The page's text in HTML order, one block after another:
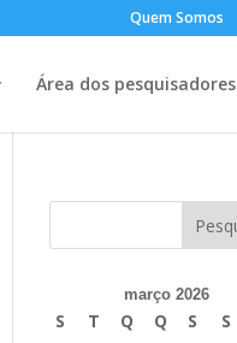
Quem Somos
Área dos pesquisadores
março 2026
S T Q Q S S